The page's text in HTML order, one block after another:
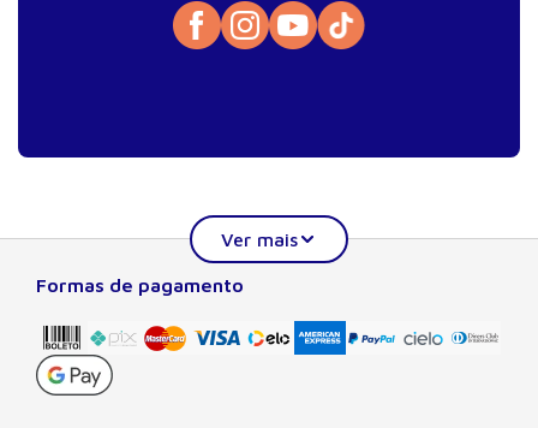
A Editora Manole é líder em prover conteúdo essencial à
formação do estudante, do profissional nas áreas
científicas, técnicas e profissionais. Seu catálogo, com
Formas de pagamento